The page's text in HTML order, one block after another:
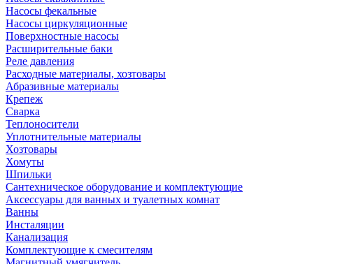
Насосы фекальные
Насосы циркуляционные
Поверхностные насосы
Расширительные баки
Реле давления
Расходные материалы, хозтовары
Абразивные материалы
Крепеж
Сварка
Теплоносители
Уплотнительные материалы
Хозтовары
Хомуты
Шпильки
Сантехническое оборудование и комплектующие
Аксессуары для ванных и туалетных комнат
Ванны
Инсталяции
Канализация
Комплектующие к смесителям